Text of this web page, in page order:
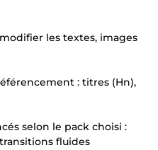
les textes, images
: titres (Hn),
selon le pack choisi :
fluides